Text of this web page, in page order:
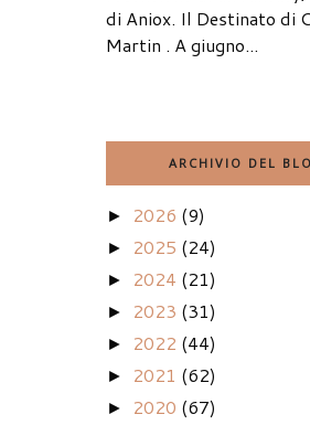
di Aniox. Il Destinato di
Martin . A giugno...
ARCHIVIO DEL
► 2026 (9)
► 2025 (24)
► 2024 (21)
► 2023 (31)
► 2022 (44)
► 2021 (62)
► 2020 (67)